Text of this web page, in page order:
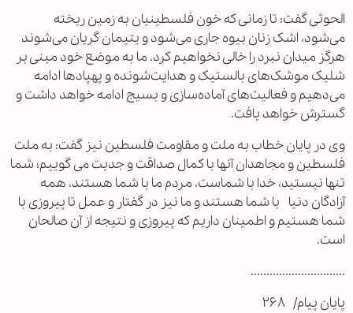
الحوثی گفت: تا زمانی که خون فلسطینیان به زمین ریخته
می‌شود، اشک زنان بیوه جاری می‌شود و یتیمان گریان می‌شوند
هرگز میدان نبرد را خالی نخواهیم کرد. ما به موضع خود مبنی بر
شلیک موشک‌های بالستیک و هدایت‌شونده و پهپادها ادامه
می‌دهیم و فعالیت‌های آماده‌سازی و بسیج ادامه خواهد داشت و
گسترش خواهد یافت.
وی در پایان خطاب به ملت و مقاومت فلسطین نیز گفت: به ملت
فلسطین و مجاهدان آنها با کمال صداقت و جدیت می گوییم؛ شما
تنها نیستید، خدا با شماست، مردم ما با شما هستند، همه
آزادگان دنیا با شما هستند و ما نیز در گفتار و عمل تا پیروزی با
شما هستیم و اطمینان داریم که پیروزی و نتیجه از آن صالحان
است.
..............................
پایان پیام/ ۲۶۸